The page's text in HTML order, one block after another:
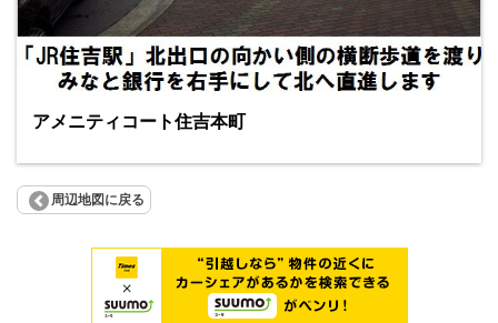
アメニティコート住吉本町
周辺地図に戻る